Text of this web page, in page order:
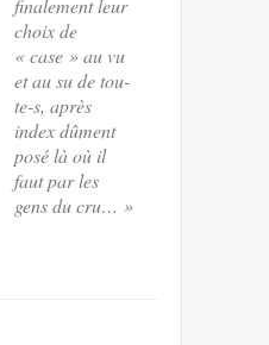
choix de
« case » au vu
et au su de tou-
te-s, après
index dûment
posé là où il
faut par les
gens du cru… »